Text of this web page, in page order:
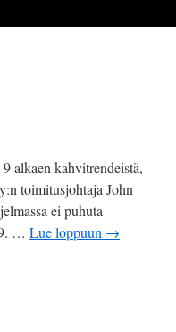
alkaen kahvitrendeistä, -
toimitusjohtaja John
ei puhuta
… Lue loppuun →